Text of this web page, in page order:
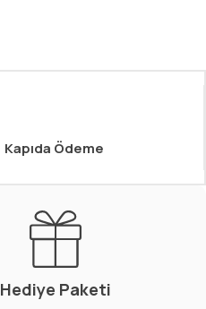
Kapıda Ödeme
Hediye Paketi